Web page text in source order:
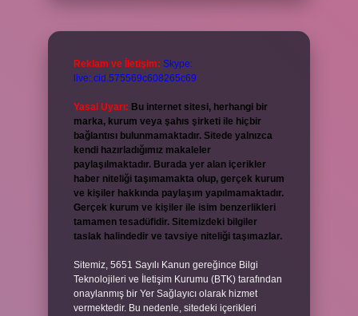
Reklam ve İletişim: Skype:
live:.cid.575569c608265c69
Yasal Uyarı: Bu internet sitesi, herhangi bir
marka, kurum veya şahıs şirketi ile hiçbir
bağlantısı bulunmamaktadır. Sitede yalnızca
kendi hazırladığımız makaleler
paylaşılmaktadır. Burada yer alan içerikler
haber niteliği taşımamakta olup, gerçek kurum
ve kişiler hakkında paylaşım yapılmamaktadır.
Gerçek kurum ve kişiler ile isim benzerlikleri
tamamen tesadüfidir. Sitemizdeki bilgiler
taslak halindedir ve tavsiye niteliği taşımazlar.
Sitemiz, 5651 Sayılı Kanun gereğince Bilgi
Teknolojileri ve İletişim Kurumu (BTK) tarafından
onaylanmış bir Yer Sağlayıcı olarak hizmet
vermektedir. Bu nedenle, sitedeki içerikleri